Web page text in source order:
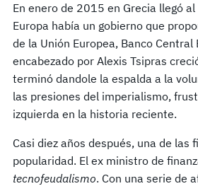
En enero de 2015 en Grecia llegó
Europa había un gobierno que
de la Unión Europea, Banco
encabezado por Alexis Tsipras
terminó dandole la espalda a la
las presiones del imperialismo,
izquierda en la historia reciente.
Casi diez años después, una de
popularidad. El ex ministro de
tecnofeudalismo. Con una serie de